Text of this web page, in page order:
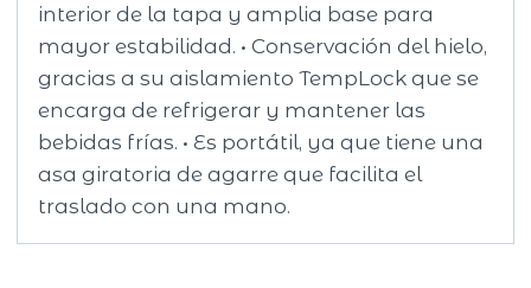
interior de la tapa y amplia base para
mayor estabilidad. • Conservación del hielo,
gracias a su aislamiento TempLock que se
encarga de refrigerar y mantener las
bebidas frías. • Es portátil, ya que tiene una
asa giratoria de agarre que facilita el
traslado con una mano.